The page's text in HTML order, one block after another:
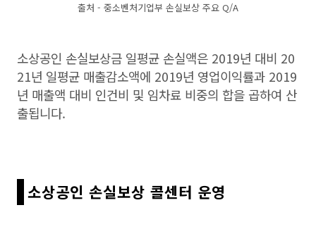
출처 - 중소벤처기업부 손실보상 주요 Q/A
소상공인 손실보상금 일평균 손실액은 2019년 대비 20
21년 일평균 매출감소액에 2019년 영업이익률과 2019
년 매출액 대비 인건비 및 임차료 비중의 합을 곱하여 산
출됩니다.
소상공인 손실보상 콜센터 운영